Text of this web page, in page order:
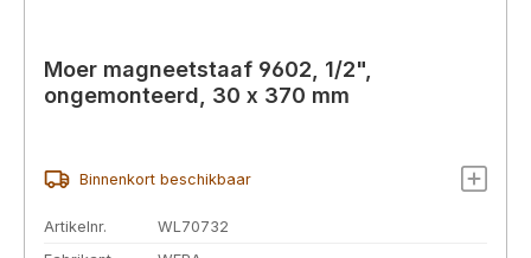
Moer magneetstaaf 9602, 1/2",
ongemonteerd, 30 x 370 mm
Binnenkort beschikbaar
Artikelnr.
WL70732